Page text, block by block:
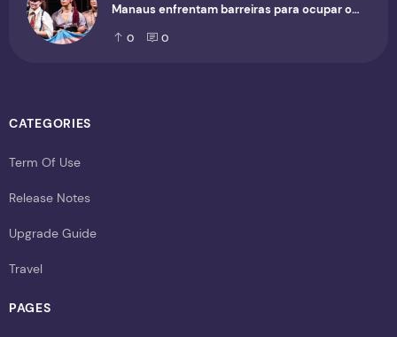
Manaus enfrentam barreiras para ocupar o
cenário cultural
0 0
CATEGORIES
Term Of Use
Release Notes
Upgrade Guide
Travel
PAGES